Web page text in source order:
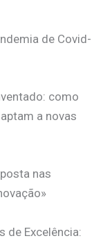
de Covid-
como
a novas
nas
de Excelência: